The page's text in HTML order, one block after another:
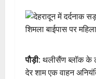
पौड़ी: थलीसैंण ब्लॉक के
देर शाम एक वाहन